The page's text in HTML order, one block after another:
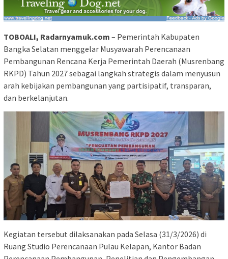
TOBOALI, Radarnyamuk.com – Pemerintah Kabupaten
Bangka Selatan menggelar Musyawarah Perencanaan
Pembangunan Rencana Kerja Pemerintah Daerah (Musrenbang
RKPD) Tahun 2027 sebagai langkah strategis dalam menyusun
arah kebijakan pembangunan yang partisipatif, transparan,
dan berkelanjutan.
Kegiatan tersebut dilaksanakan pada Selasa (31/3/2026) di
Ruang Studio Perencanaan Pulau Kelapan, Kantor Badan